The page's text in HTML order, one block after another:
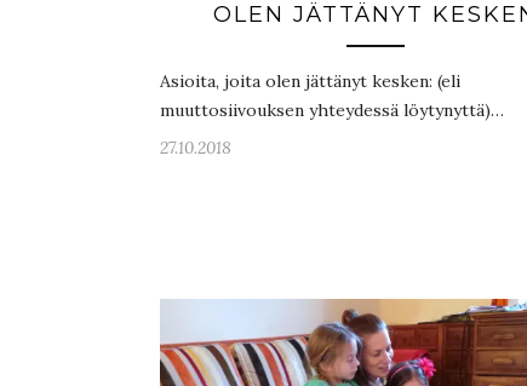
OLEN JÄTTÄNYT
Asioita, joita olen jättänyt kesken: (eli
muuttosiivouksen yhteydessä löytynyttä)…
27.10.2018